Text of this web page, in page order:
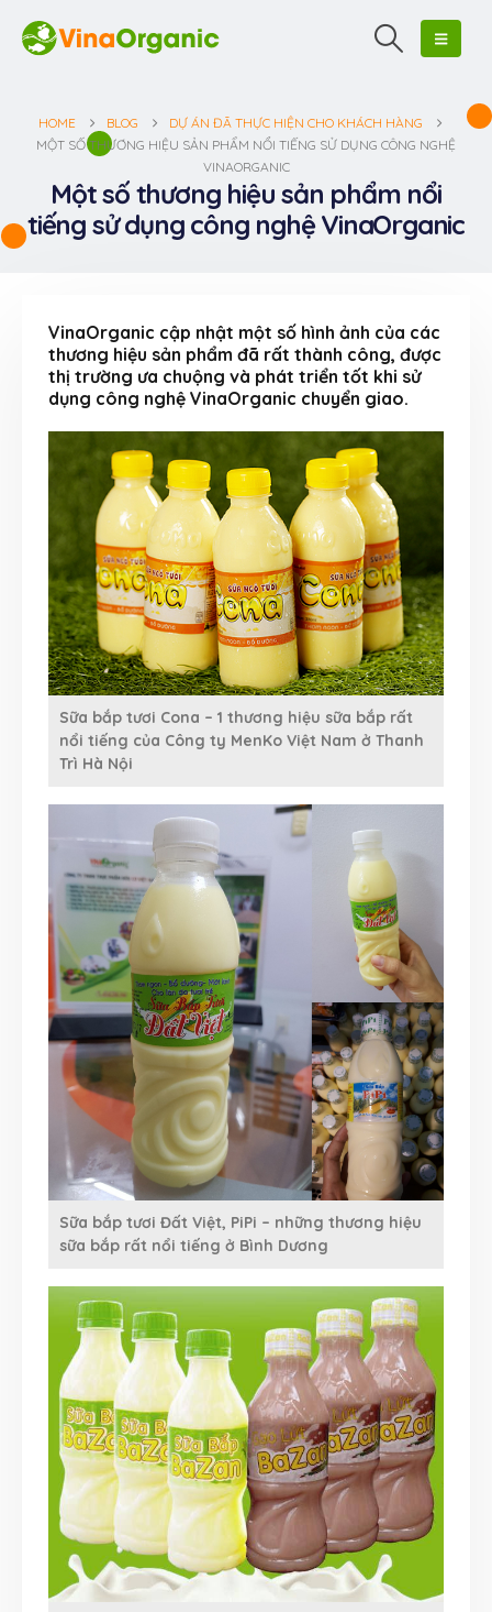
HOME BLOG
DỰ ÁN ĐÃ THỰC HIỆN CHO KHÁCH HÀNG
MỘT SỐ THƯƠNG HIỆU SẢN PHẨM NỔI TIẾNG SỬ DỤNG CÔNG NGHỆ
VINAORGANIC
Một số thương hiệu sản phẩm nổi
tiếng sử dụng công nghệ VinaOrganic
VinaOrganic cập nhật một số hình ảnh của các
thương hiệu sản phẩm đã rất thành công, được
thị trường ưa chuộng và phát triển tốt khi sử
dụng công nghệ VinaOrganic chuyển giao.
Sữa bắp tươi Cona – 1 thương hiệu sữa bắp rất
nổi tiếng của Công ty MenKo Việt Nam ở Thanh
Trì Hà Nội
Sữa bắp tươi Đất Việt, PiPi – những thương hiệu
sữa bắp rất nổi tiếng ở Bình Dương